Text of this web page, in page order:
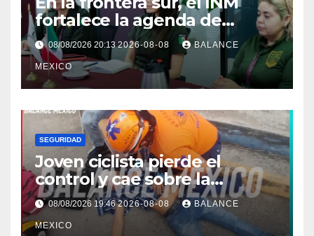
fortalece la agenda de
trabajo conjunta con el
Consulado de Guatemala.
08/08/2026 20:13 2026-08-08 BALANCE
MEXICO
SEGURIDAD
Joven ciclista pierde el
control y cae sobre la
banqueta en Tapachula
08/08/2026 19:462026-08-08 BALANCE
MEXICO